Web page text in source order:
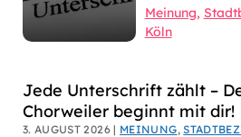
mit dir!
Meinung
Köln
Dirk
Bachhausen
Jede Unterschrift zählt –
Chorweiler beginnt mit dir!
3. AUGUST 2026 | MEINUNG,